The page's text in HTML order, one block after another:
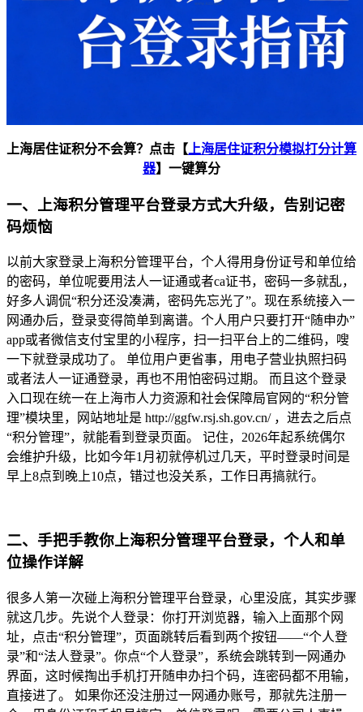
上海居住证积分不会算？点击【 上海居住证积分模拟打分计算
器】一键算分
一、上海积分管理平台登录方式大升级，告别记密
码烦恼
以前大家登录上海积分管理平台，个人得用身份证号和单位给
的密码，单位呢要用法人一证通或者ca证书，密码一多就乱，
好多人调侃“积分还没凑满，密码先忘光了”。现在系统接入一
网通办后，登录变得简单到离谱。个人用户只要打开“随申办”
app或者微信支付宝里的小程序，扫一扫平台上的二维码，嗖
一下就登录成功了。 单位用户更省事，用电子营业执照扫码
或者法人一证通登录，再也不用怕密码过期。 而且这个登录
入口现在统一在上海市人力资源和社会保障局官网的“积分管
理”模块里，网站地址是 http://ggfw.rsj.sh.gov.cn/ ，进去之后点
“积分管理”，就能看到登录页面。 记住，2026年起系统偶尔
会维护升级，比如今年1月初就停机过几天，平时登录时间是
早上8点到晚上10点，错过也没关系，工作日再搞就行。
二、手把手教你上海积分管理平台登录，个人和单
位操作详解
很多人第一次碰上海积分管理平台登录，心里没底，其实步骤
就这几步。先说个人登录：你打开浏览器，输入上面那个网
址，点击“积分管理”，页面跳转后看到两个按钮——“个人登
录”和“法人登录”。你点“个人登录”，系统会跳转到一网通办
界面，这时候掏出手机打开随申办扫个码，连密码都不用输，
直接进了。 如果你还没注册过一网通办账号，那就先注册一